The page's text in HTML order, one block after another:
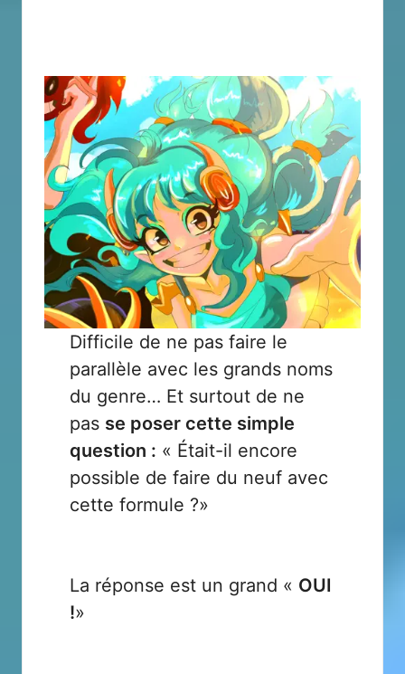
Difficile de ne pas faire le
parallèle avec les grands noms
du genre… Et surtout de ne
pas se poser cette simple
question : « Était-il encore
possible de faire du neuf avec
cette formule ?»
La réponse est un grand « OUI
!»